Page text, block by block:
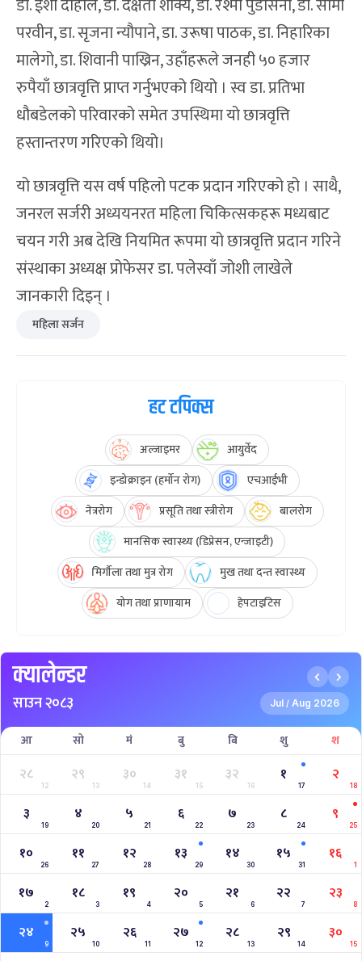
डा. ईशा दाहाल, डा. दक्षता शाक्य, डा. रश्मी पुडासैनी, डा. सीमा
परवीन, डा. सृजना न्यौपाने, डा. उरूषा पाठक, डा. निहारिका
मालेगो, डा. शिवानी पाख्रिन, उहाँहरूले जनही ५० हजार
रुपैयाँ छात्रवृत्ति प्राप्त गर्नुभएको थियो । स्व डा. प्रतिभा
धौबडेलको परिवारको समेत उपस्थिमा यो छात्रवृत्ति
हस्तान्तरण गरिएको थियो।
यो छात्रवृत्ति यस वर्ष पहिलो पटक प्रदान गरिएको हो । साथै,
जनरल सर्जरी अध्ययनरत महिला चिकित्सकहरू मध्यबाट
चयन गरी अब देखि नियमित रूपमा यो छात्रवृत्ति प्रदान गरिने
संस्थाका अध्यक्ष प्रोफेसर डा. पलेस्वाँ जोशी लाखेले
जानकारी दिइन् ।
महिला सर्जन
हट टपिक्स
अल्जाइमर
आयुर्वेद
इन्डोक्राइन (हर्मोन रोग)
एचआईभी
नेत्ररोग
प्रसूति तथा स्त्रीरोग
बालरोग
मानसिक स्वास्थ्य (डिप्रेसन, एन्जाइटी)
मिर्गौला तथा मुत्र रोग
मुख तथा दन्त स्वास्थ्य
योग तथा प्राणायाम
हेपटाइटिस
क्यालेन्डर
साउन २०८३ Jul / Aug 2026
आ सो मं बु बि शु श
२८
12
२९
13
३०
14
३१
15
३२
16
१
17
२
18
३
19
४
20
५
21
६
22
७
23
८
24
९
25
१०
26
११
27
१२
28
१३
29
१४
30
१५
31
१६
1
१७
2
१८
3
१९
4
२०
5
२१
6
२२
7
२३
8
२४
9
२५
10
२६
11
२७
12
२८
13
२९
14
३०
15